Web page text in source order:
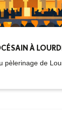
À
pèlerinage de